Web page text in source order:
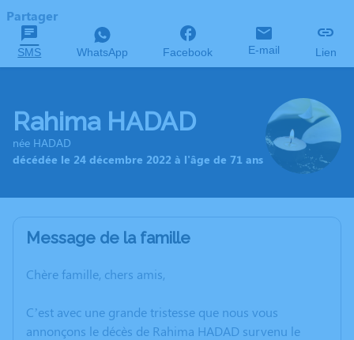
Partager
SMS WhatsApp Facebook E-mail Lien
Rahima HADAD
née HADAD
décédée le 24 décembre 2022 à l'âge de 71 ans
Message de la famille
Chère famille, chers amis,
C’est avec une grande tristesse que nous vous
annonçons le décès de Rahima HADAD survenu le